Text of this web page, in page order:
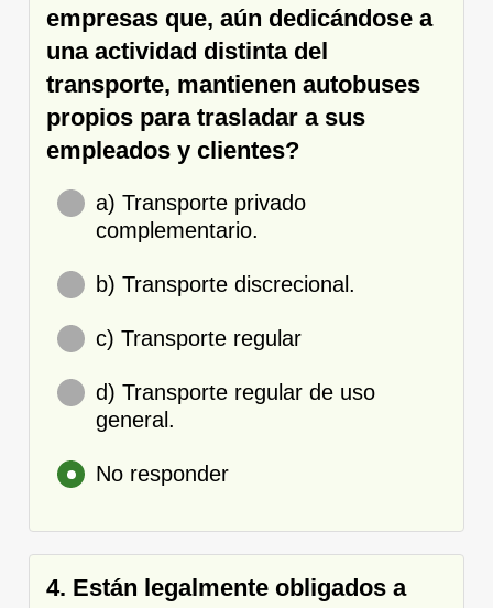
empresas que, aún dedicándose a
una actividad distinta del
transporte, mantienen autobuses
propios para trasladar a sus
empleados y clientes?
a) Transporte privado
complementario.
b) Transporte discrecional.
c) Transporte regular
d) Transporte regular de uso
general.
No responder
4. Están legalmente obligados a